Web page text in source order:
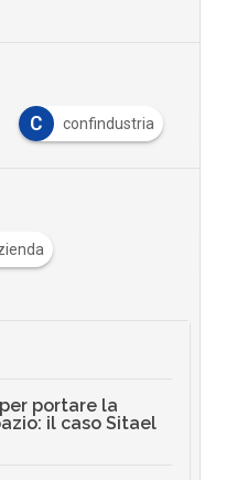
C confindustria
portare la
il caso Sitael